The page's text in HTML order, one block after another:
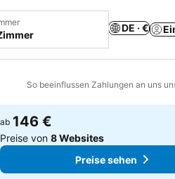
DE · €
So beeinflussen Zahlungen an uns
hinzufügen
ab 146 €
Preise von8 Websites
Preise sehen